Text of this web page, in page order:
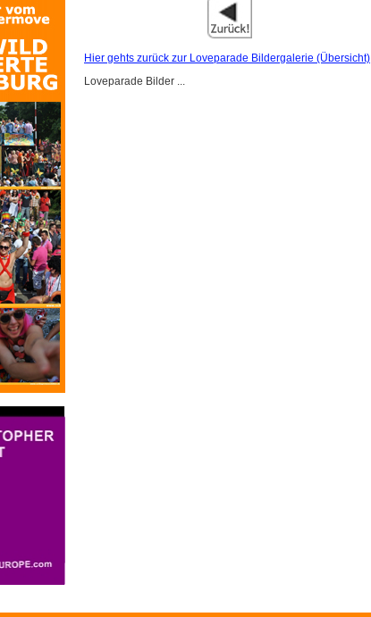
Hier gehts zurück zur Loveparade Bildergalerie (Übersicht)
Loveparade Bilder ...